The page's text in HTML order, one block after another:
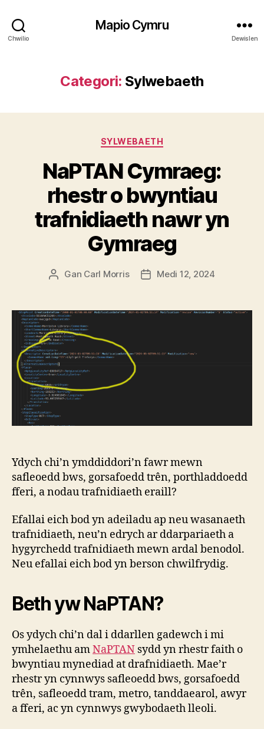
Chwilio
Mapio Cymru
Dewislen
Categori: Sylwebaeth
Categorïau
SYLWEBAETH
NaPTAN Cymraeg:
rhestr o bwyntiau
trafnidiaeth nawr yn
Gymraeg
Awdur
Gan Carl Morris
Dyddiad
Medi 12, 2024
Ydych chi’n ymddiddori’n fawr mewn
safleoedd bws, gorsafoedd trên, porthladdoedd
fferi, a nodau trafnidiaeth eraill?
Efallai eich bod yn adeiladu ap neu wasanaeth
trafnidiaeth, neu’n edrych ar ddarpariaeth a
hygyrchedd trafnidiaeth mewn ardal benodol.
Neu efallai eich bod yn berson chwilfrydig.
Beth yw NaPTAN?
Os ydych chi’n dal i ddarllen gadewch i mi
ymhelaethu amNaPTAN sydd yn rhestr faith o
bwyntiau mynediad at drafnidiaeth. Mae’r
rhestr yn cynnwys safleoedd bws, gorsafoedd
trên, safleoedd tram, metro, tanddaearol, awyr
a fferi, ac yn cynnwys gwybodaeth lleoli.